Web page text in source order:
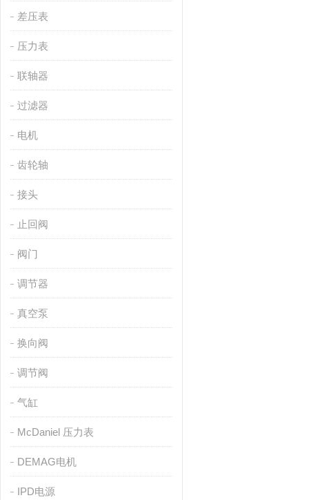
差压表
压力表
联轴器
过滤器
电机
齿轮轴
接头
止回阀
阀门
调节器
真空泵
换向阀
调节阀
气缸
McDaniel 压力表
DEMAG电机
IPD电源